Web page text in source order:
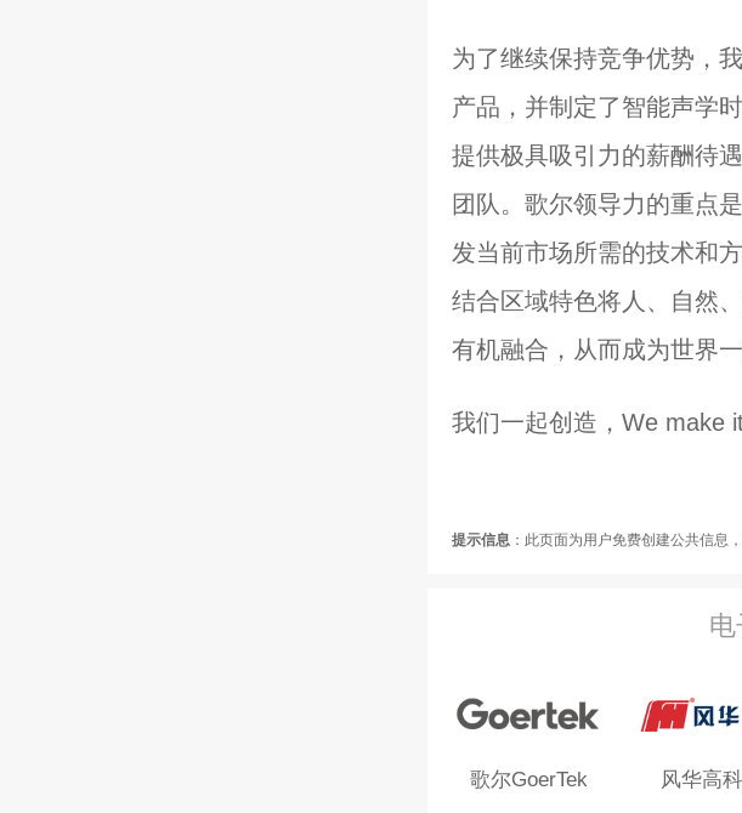
为了继续保持竞争优势，
产品，并制定了智能声学
提供极具吸引力的薪酬待
团队。歌尔领导力的重点
发当前市场所需的技术和
结合区域特色将人、自然
有机融合，从而成为世界一
我们一起创造，We make
提示信息 ：此页面为用户免费创建公共信息
歌尔GoerTek 风华高